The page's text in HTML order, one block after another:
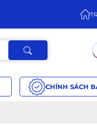
CHÍNH SÁCH